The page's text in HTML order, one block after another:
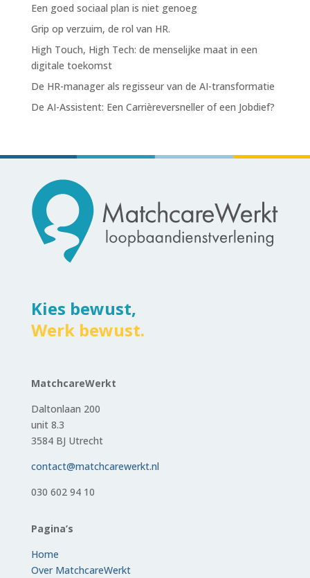
Een goed sociaal plan is niet genoeg
Grip op verzuim, de rol van HR.
High Touch, High Tech: de menselijke maat in een
digitale toekomst
De HR-manager als regisseur van de AI-transformatie
De AI-Assistent: Een Carrièreversneller of een Jobdief?
Kies bewust,
Werk bewust.
MatchcareWerkt
Daltonlaan 200
unit 8.3
3584 BJ Utrecht
contact@matchcarewerkt.nl
030 602 94 10
Pagina’s
Home
Over MatchcareWerkt